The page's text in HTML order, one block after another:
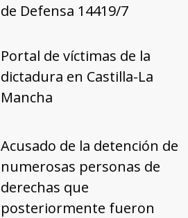
de Defensa 14419/7
Portal de víctimas de la
dictadura en Castilla-La
Mancha
Acusado de la detención de
numerosas personas de
derechas que
posteriormente fueron